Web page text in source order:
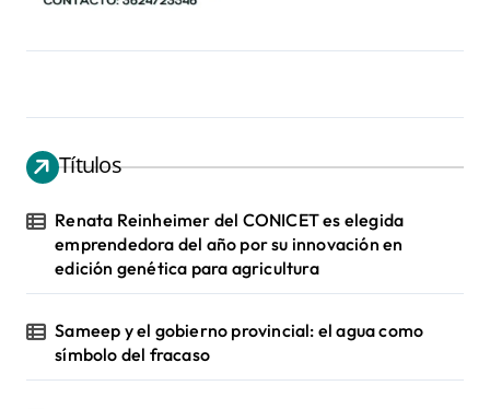
Títulos
Renata Reinheimer del CONICET es elegida
emprendedora del año por su innovación en
edición genética para agricultura
Sameep y el gobierno provincial: el agua como
símbolo del fracaso